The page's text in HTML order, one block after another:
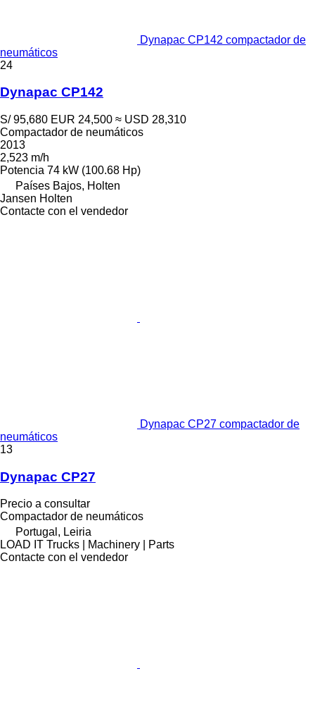
Dynapac CP142 compactador de
neumáticos
24
Dynapac CP142
S/ 95,680 EUR 24,500 ≈ USD 28,310
Compactador de neumáticos
2013
2,523 m/h
Potencia 74 kW (100.68 Hp)
Países Bajos, Holten
Jansen Holten
Contacte con el vendedor
Dynapac CP27 compactador de
neumáticos
13
Dynapac CP27
Precio a consultar
Compactador de neumáticos
Portugal, Leiria
LOAD IT Trucks | Machinery | Parts
Contacte con el vendedor